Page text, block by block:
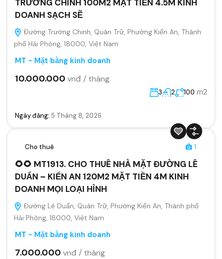
TRƯỜNG CHINH 100M2 MẶT TIỀN 4.5M KINH
DOANH SẠCH SẼ
Đường Trường Chinh, Quán Trữ, Phường Kiến An, Thành
phố Hải Phòng, 18000, Việt Nam
MT - Mặt bằng kinh doanh
10.000.000 vnđ / tháng
3 2 100 m2
Ngày đăng: 5 Tháng 8, 2026
Cho thuê 1
🌻🌻 MT1913. CHO THUÊ NHÀ MẶT ĐƯỜNG LÊ
DUẨN – KIẾN AN 120M2 MẶT TIỀN 4M KINH
DOANH MỌI LOẠI HÌNH
Đường Lê Duẩn, Quán Trữ, Phường Kiến An, Thành phố
Hải Phòng, 18000, Việt Nam
MT - Mặt bằng kinh doanh
7.000.000 vnđ / tháng